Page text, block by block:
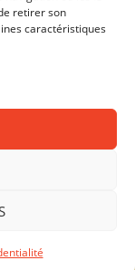
retirer son
caractéristiques